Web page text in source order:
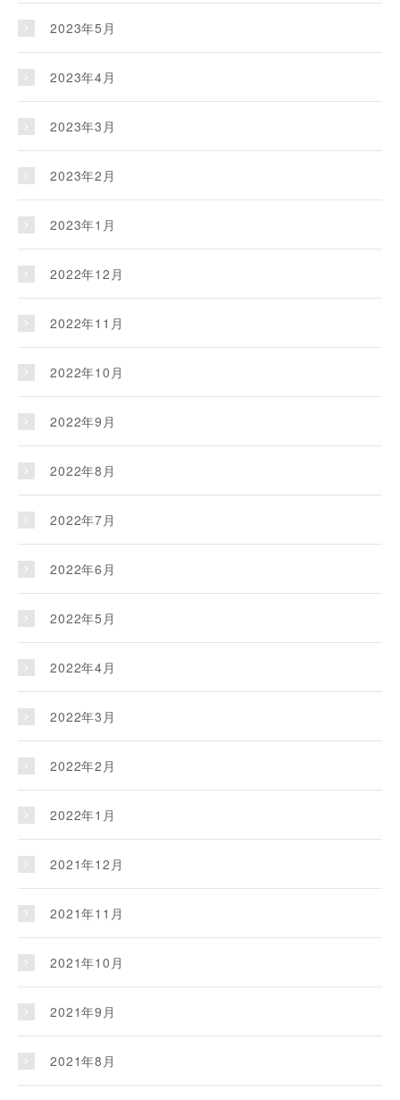
2023年5月
2023年4月
2023年3月
2023年2月
2023年1月
2022年12月
2022年11月
2022年10月
2022年9月
2022年8月
2022年7月
2022年6月
2022年5月
2022年4月
2022年3月
2022年2月
2022年1月
2021年12月
2021年11月
2021年10月
2021年9月
2021年8月